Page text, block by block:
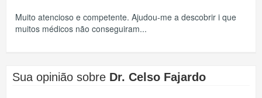
Muito atencioso e competente. Ajudou-me a descobrir i que
muitos médicos não conseguiram...
Sua opinião sobre Dr. Celso Fajardo